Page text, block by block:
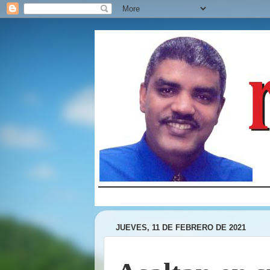
JUEVES, 11 DE FEBRERO DE 2021